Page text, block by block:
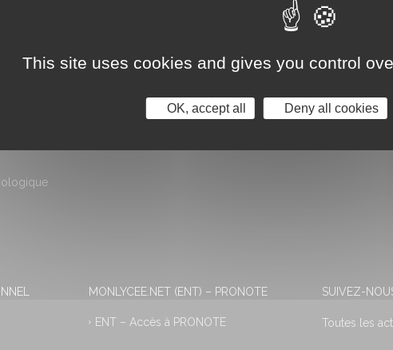
MONLYCEE.NET (ENT) – PRONOTE
ENT – Accès à PRONOTE
SUIVEZ-
Toutes les
This site uses cookies and gives you control
OK, accept all Deny all cookies